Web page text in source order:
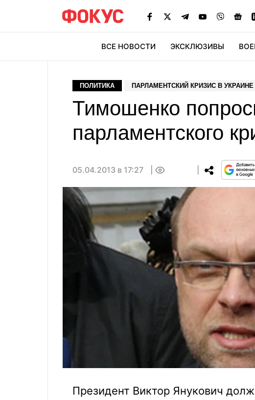
ВСЕ НОВОСТИ ЭКСКЛЮЗИВЫ
ПОЛИТИКА ПАРЛАМЕНТСКИЙ КРИЗИС В УКРАИНЕ
Тимошенко
парламентского
05.04.2013 в 17:27
Президент Виктор Янукович